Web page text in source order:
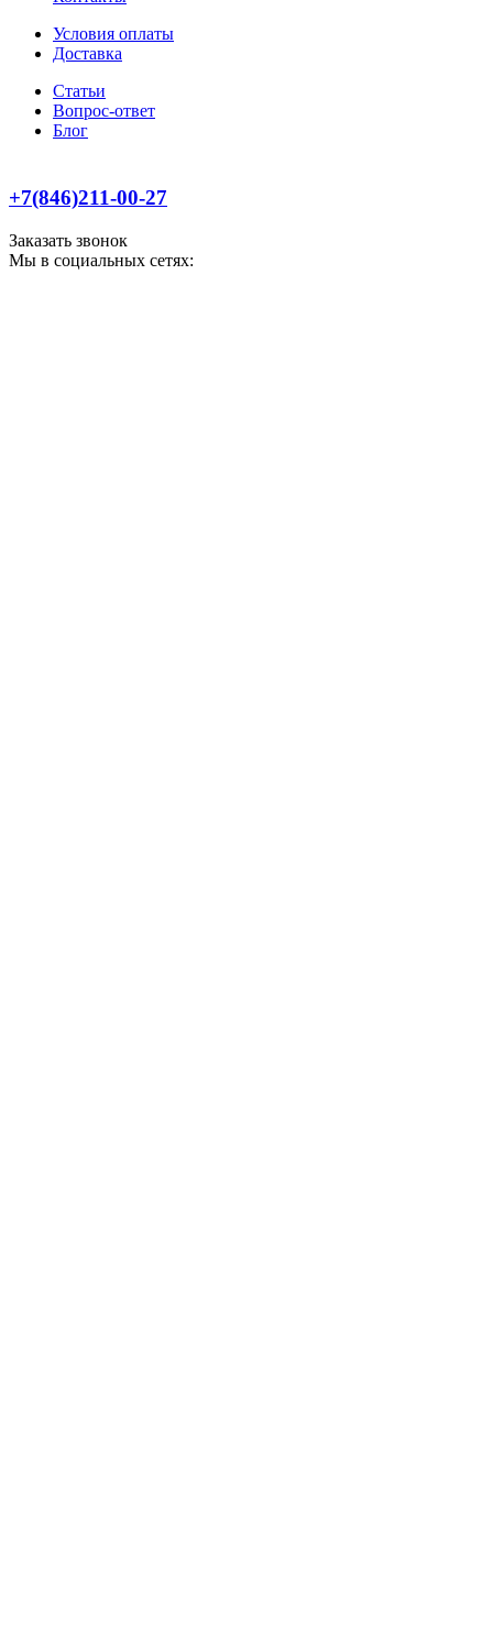
Условия оплаты
Доставка
Статьи
Вопрос-ответ
Блог
+7(846)211-00-27
Заказать звонок
Мы в социальных сетях: